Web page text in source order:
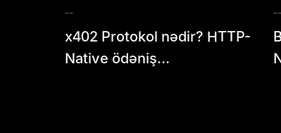
--
x402 Protokol nədir? HTTP-
Native ödəniş
--